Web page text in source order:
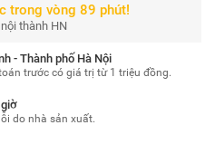
trong vòng 89 phút!
thành HN
- Thành phố Hà Nội
trước có giá trị từ 1 triệu đồng.
do nhà sản xuất.